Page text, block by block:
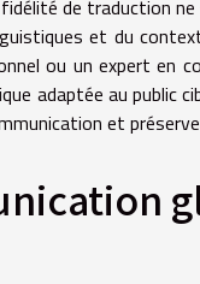
de traduction
et du
ou un expert en
adaptée au public
et